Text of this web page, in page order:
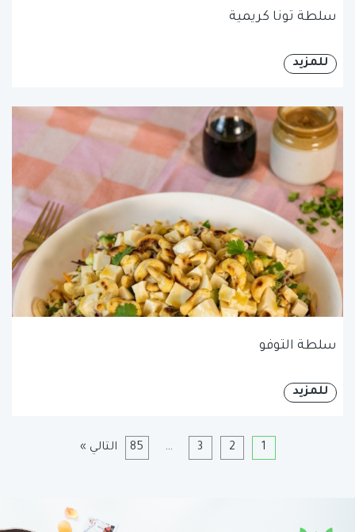
سلطة تونا كريمية
للمزيد
سلطة التوفو
للمزيد
1
2
3
…
85 التالي »